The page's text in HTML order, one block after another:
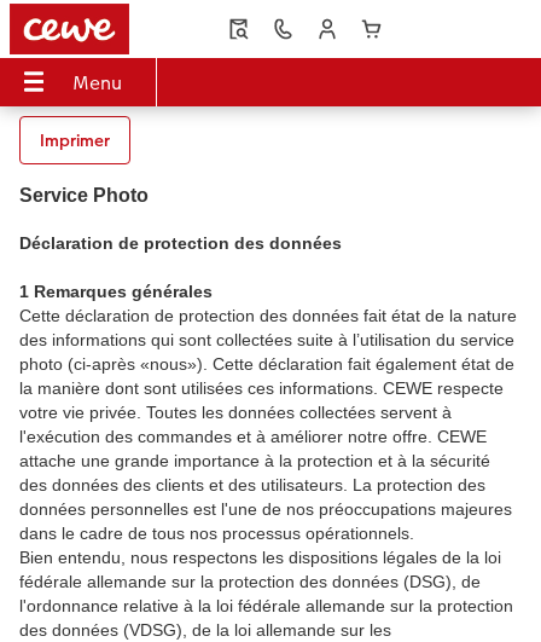
Menu
Menu
Couvertures
Qualités de papier
Effets relief
Double page panoramique
Étui personnalisé
Pochette souvenirs
Tirage photo encadré
Boîte photo souvenirs
Tirages créatifs
Tirage photo mini
Tirages photo sur papier recyclé
Poster premium
Poster Premium
Poster avec design
Cadres
Porte-poster en bois
Affiche carte personnalisée
Pêle-mêle
Naissance
Anniversaire
Remerciements
Invitations
Autres occasions
Cartes à rabat
Magnets photo
Tasses & Mugs
Textiles
Décoration
Jeux
École et bureau
Coques Xiaomi
Coques Huawei
Coque biosourcée
Frame Case
Coques en silicone
Coques en polycarbonate
Calendriers de bureau
Calendriers agendas
Calendrier de cuisine
Agendas de poche
Calendriers muraux avec design
Calendrier mural A4
pour les amoureux
pour enfants
pour les meilleurs amis
pour les amoureux des animaux
pour l’anniversaire
Cadeaux de fête des mères
Idées de cadeaux
Décoration murale
Bébé
Conseils photo
Mariage
Livre de l’année
Imprimer
Service Photo
Déclaration de protection des données
1 Remarques générales
Cette déclaration de protection des données fait état de la nature
des informations qui sont collectées suite à l’utilisation du service
photo (ci-après «nous»). Cette déclaration fait également état de
la manière dont sont utilisées ces informations. CEWE respecte
votre vie privée. Toutes les données collectées servent à
l'exécution des commandes et à améliorer notre offre. CEWE
attache une grande importance à la protection et à la sécurité
des données des clients et des utilisateurs. La protection des
données personnelles est l'une de nos préoccupations majeures
dans le cadre de tous nos processus opérationnels.
Bien entendu, nous respectons les dispositions légales de la loi
fédérale allemande sur la protection des données (DSG), de
l'ordonnance relative à la loi fédérale allemande sur la protection
des données (VDSG), de la loi allemande sur les